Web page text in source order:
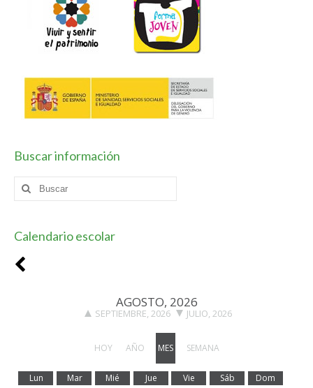
Horario / Organización
Curso académico
Planes y Proyectos
Coeducación
Forma Joven
Buscar información
Buscar
por:
Calendario escolar
AGOSTO, 2026
SEPTIEMBRE, 2026 JULIO, 2026
HOY AÑO MES SEMANA
Lun Mar Mié Jue Vie Sáb
Dom